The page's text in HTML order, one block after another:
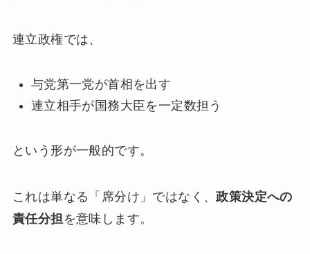
連立政権では、
与党第一党が首相を出す
連立相手が国務大臣を一定数担う
という形が一般的です。
これは単なる「席分け」ではなく、政策決定への
責任分担を意味します。